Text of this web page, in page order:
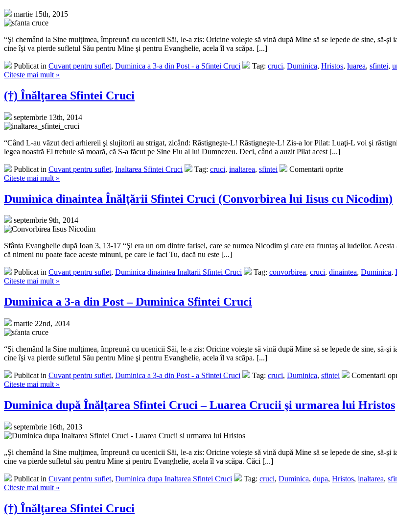
martie 15th, 2015
“Şi chemând la Sine mulţimea, împreună cu ucenicii Săi, le-a zis: Oricine voieşte să vină după Mine să se lepede de sine, să-
cine îşi va pierde sufletul Său pentru Mine şi pentru Evanghelie, acela îl va scăpa. [...]
Publicat in Cuvant pentru suflet, Duminica a 3-a din Post - a Sfintei Cruci Tag: cruci, Duminica, Hristos, luarea, sfintei,
Citeste mai mult »
(†) Înălţarea Sfintei Cruci
septembrie 13th, 2014
“Când L-au văzut deci arhiereii şi slujitorii au strigat, zicând: Răstigneşte-L! Răstigneşte-L! Zis-a lor Pilat: Luaţi-L voi şi
legea noastră El trebuie să moară, că S-a făcut pe Sine Fiu al lui Dumnezeu. Deci, când a auzit Pilat acest [...]
Publicat in Cuvant pentru suflet, Inaltarea Sfintei Cruci Tag: cruci, inaltarea, sfintei
Comentarii oprite
Citeste mai mult »
Duminica dinaintea Înălţării Sfintei Cruci (Convorbirea lui Iisus cu Nicodim)
septembrie 9th, 2014
Sfânta Evanghelie după Ioan 3, 13-17 “Şi era un om dintre farisei, care se numea Nicodim şi care era fruntaş al iudeilor.
că nimeni nu poate face aceste minuni, pe care le faci Tu, dacă nu este [...]
Publicat in Cuvant pentru suflet, Duminica dinaintea Inaltarii Sfintei Cruci Tag: convorbirea, cruci, dinaintea, Duminica,
Citeste mai mult »
Duminica a 3-a din Post – Duminica Sfintei Cruci
martie 22nd, 2014
“Şi chemând la Sine mulţimea, împreună cu ucenicii Săi, le-a zis: Oricine voieşte să vină după Mine să se lepede de sine, să-
cine îşi va pierde sufletul Său pentru Mine şi pentru Evanghelie, acela îl va scăpa. [...]
Publicat in Cuvant pentru suflet, Duminica a 3-a din Post - a Sfintei Cruci Tag: cruci, Duminica, sfintei
Comentarii
Citeste mai mult »
Duminica după Înălţarea Sfintei Cruci – Luarea Crucii şi urmarea lui Hristos
septembrie 16th, 2013
„Şi chemând la Sine mulţimea, împreună cu ucenicii Săi, le-a zis: Oricine voieşte să vină după Mine să se lepede de sine, să-
cine va pierde sufletul său pentru Mine şi pentru Evanghelie, acela îl va scăpa. Căci [...]
Publicat in Cuvant pentru suflet, Duminica dupa Inaltarea Sfintei Cruci Tag: cruci, Duminica, dupa, Hristos, inaltarea,
Citeste mai mult »
(†) Înălţarea Sfintei Cruci